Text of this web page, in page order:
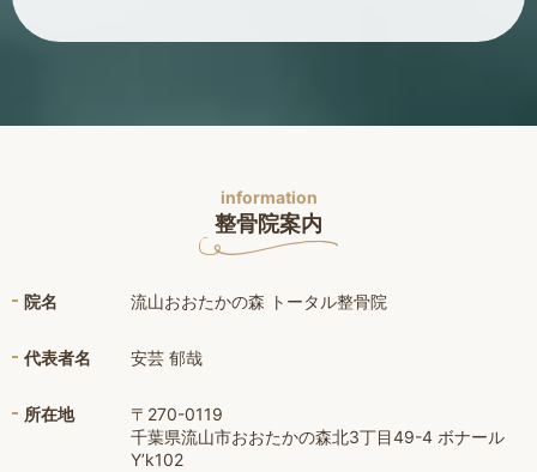
information
整骨院案内
院名 流山おおたかの森 トータル整骨院
代表者名 安芸 郁哉
所在地
〒270-0119
千葉県流山市おおたかの森北3丁目49-4 ボナール
Y’k102